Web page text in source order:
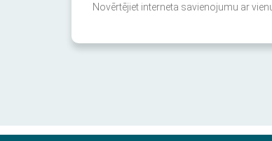
Novērtējiet interneta savienojumu ar